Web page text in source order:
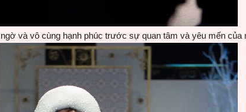
và vô cùng hạnh phúc trước sự quan tâm và yêu mến của